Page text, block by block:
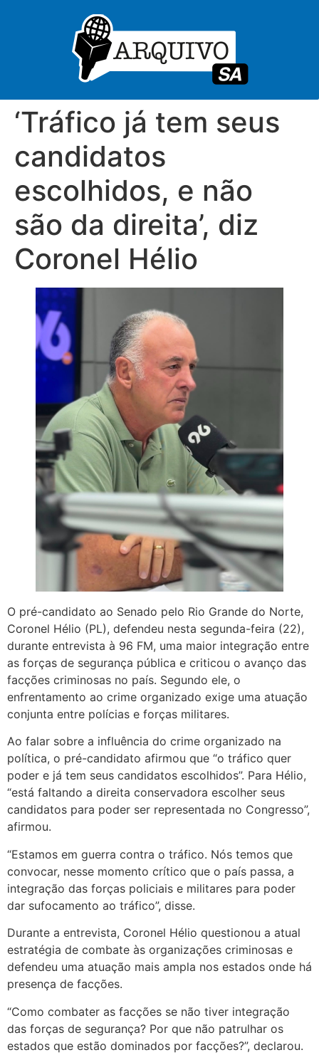
‘Tráfico já tem seus
candidatos
escolhidos, e não
são da direita’, diz
Coronel Hélio
O pré-candidato ao Senado pelo Rio Grande do Norte,
Coronel Hélio (PL), defendeu nesta segunda-feira (22),
durante entrevista à 96 FM, uma maior integração entre
as forças de segurança pública e criticou o avanço das
facções criminosas no país. Segundo ele, o
enfrentamento ao crime organizado exige uma atuação
conjunta entre polícias e forças militares.
Ao falar sobre a influência do crime organizado na
política, o pré-candidato afirmou que “o tráfico quer
poder e já tem seus candidatos escolhidos”. Para Hélio,
“está faltando a direita conservadora escolher seus
candidatos para poder ser representada no Congresso”,
afirmou.
“Estamos em guerra contra o tráfico. Nós temos que
convocar, nesse momento crítico que o país passa, a
integração das forças policiais e militares para poder
dar sufocamento ao tráfico”, disse.
Durante a entrevista, Coronel Hélio questionou a atual
estratégia de combate às organizações criminosas e
defendeu uma atuação mais ampla nos estados onde há
presença de facções.
“Como combater as facções se não tiver integração
das forças de segurança? Por que não patrulhar os
estados que estão dominados por facções?”, declarou.